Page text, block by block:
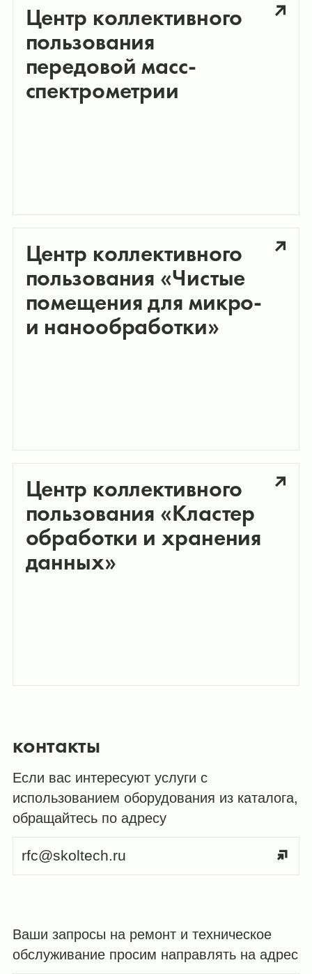
Центр коллективного
пользования
передовой масс-
спектрометрии
Центр коллективного
пользования «Чистые
помещения для микро-
и нанообработки»
Центр коллективного
пользования «Кластер
обработки и хранения
данных»
контакты
Если вас интересуют услуги с
использованием оборудования из каталога,
обращайтесь по адресу
rfc@skoltech.ru
Ваши запросы на ремонт и техническое
обслуживание просим направлять на адрес